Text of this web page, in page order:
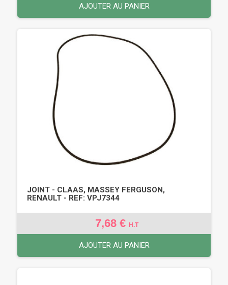
AJOUTER AU PANIER
JOINT - CLAAS, MASSEY FERGUSON,
RENAULT - REF: VPJ7344
7,68 € H.T
AJOUTER AU PANIER